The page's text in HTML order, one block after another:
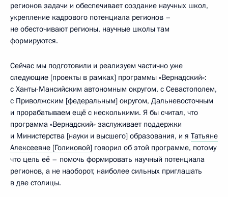
регионов задачи и обеспечивает создание научных школ,
укрепление кадрового потенциала регионов –
не обесточивают регионы, научные школы там
формируются.
Сейчас мы подготовили и реализуем частично уже
следующие [проекты в рамках] программы «Вернадский»:
с Ханты-Мансийским автономным округом, с Севастополем,
с Приволжским [федеральным] округом, Дальневосточным
и прорабатываем ещё с несколькими. Я бы считал, что
программа «Вернадский» заслуживает поддержки
и Министерства [науки и высшего] образования, и я Татьяне
Алексеевне [Голиковой] говорил об этой программе, потому
что цель её – помочь формировать научный потенциала
регионов, а не наоборот, наиболее сильных приглашать
в две столицы.